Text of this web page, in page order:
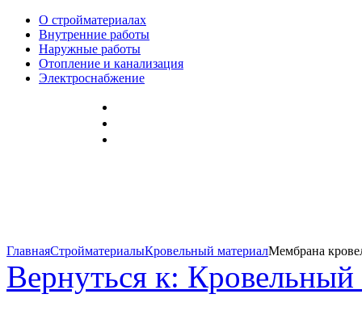
О стройматериалах
Внутренние работы
Наружные работы
Отопление и канализация
Электроснабжение
ГлавнаяСтройматериалыКровельный материалМембрана
Вернуться к: Кровельный